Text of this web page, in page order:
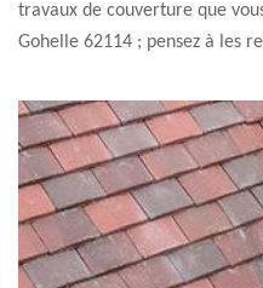
travaux de couverture que
Gohelle 62114 ; pensez à les